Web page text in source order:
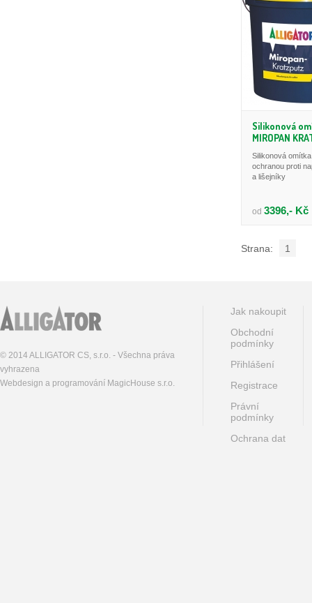
Silikonová
MIROPAN
Silikonová
ochranou proti
a lišejníky
od 3396,- Kč
Strana: 1
© 2014 ALLIGATOR CS, s.r.o. - Všechna práva
vyhrazena
Webdesign a programování MagicHouse s.r.o.
Jak nakoupit
Obchodní
podmínky
Přihlášení
Registrace
Právní
podmínky
Ochrana dat